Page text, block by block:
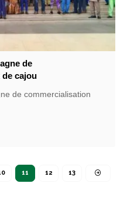
de
cajou
de commercialisation
11 12 13